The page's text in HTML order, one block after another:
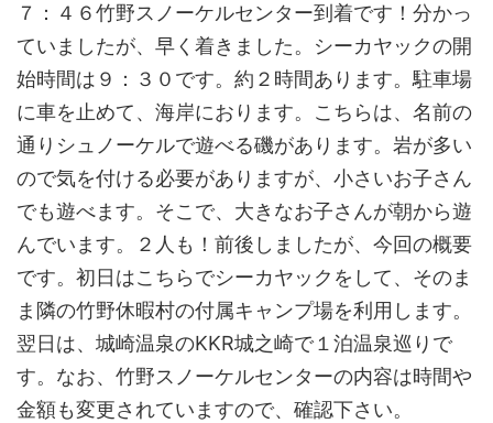
７：４６竹野スノーケルセンター到着です！分かっ
ていましたが、早く着きました。シーカヤックの開
始時間は９：３０です。約２時間あります。駐車場
に車を止めて、海岸におります。こちらは、名前の
通りシュノーケルで遊べる磯があります。岩が多い
ので気を付ける必要がありますが、小さいお子さん
でも遊べます。そこで、大きなお子さんが朝から遊
んでいます。２人も！前後しましたが、今回の概要
です。初日はこちらでシーカヤックをして、そのま
ま隣の竹野休暇村の付属キャンプ場を利用します。
翌日は、城崎温泉のKKR城之崎で１泊温泉巡りで
す。なお、竹野スノーケルセンターの内容は時間や
金額も変更されていますので、確認下さい。